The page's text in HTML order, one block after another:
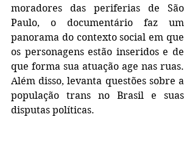
moradores das periferias de São
Paulo, o documentário faz um
panorama do contexto social em que
os personagens estão inseridos e de
que forma sua atuação age nas ruas.
Além disso, levanta questões sobre a
população trans no Brasil e suas
disputas políticas.